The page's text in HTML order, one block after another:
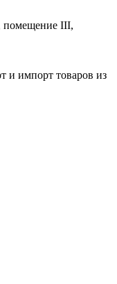
помещение III,
и импорт товаров из